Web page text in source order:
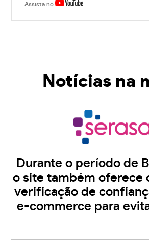
Assista no
Notícias na
Durante o período de
o site também oferece
verificação de
e-commerce para